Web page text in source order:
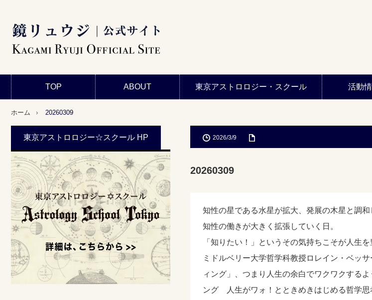
TOP ABOUT 東京アストロロジー・スクール 活動
ホーム 20260309
2026/3/9
20260309
知性の星である水星が拡大、発展の木星と調和
知性の働きが大きく拡張していく日。
「知りたい！」というその気持ちこそが人生を
ミドルベリー大学哲学科教授ロレイン・ベッ
ィング」、つまり人生の余白でワクワクする
ング 人生がワォ！とときめきはじめる哲学思
東京アストロロジー☆スクール HP